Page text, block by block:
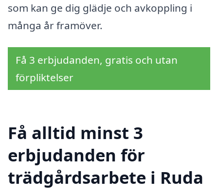
som kan ge dig glädje och avkoppling i
många år framöver.
Få 3 erbjudanden, gratis och utan
förpliktelser
Få alltid minst 3
erbjudanden för
trädgårdsarbete i Ruda